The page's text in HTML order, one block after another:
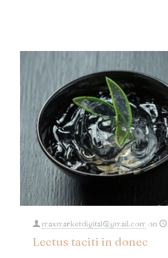
maxmarketdigital@gmail.com on
Lectus taciti in donec